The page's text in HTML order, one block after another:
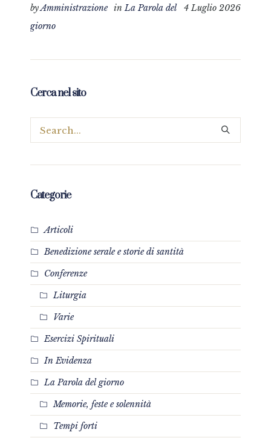
4 Luglio 2026
byAmministrazione inLa Parola del
giorno
Cerca nel sito
Categorie
Articoli
Benedizione serale e storie di santità
Conferenze
Liturgia
Varie
Esercizi Spirituali
In Evidenza
La Parola del giorno
Memorie, feste e solennità
Tempi forti